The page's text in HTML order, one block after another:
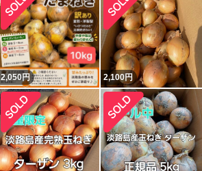
2,050円 2,100円